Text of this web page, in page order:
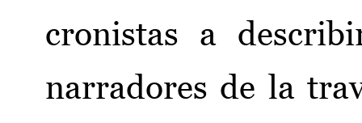
cronistas a
narradores de la